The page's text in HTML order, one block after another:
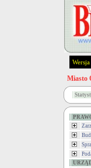
Miasto